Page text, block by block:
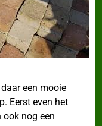
een mooie
Eerst even het
nog een